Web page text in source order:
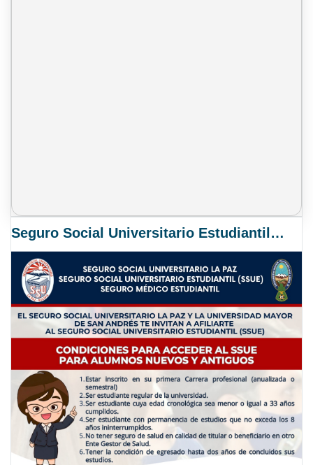
Seguro Social Universitario Estudiantil SSUE